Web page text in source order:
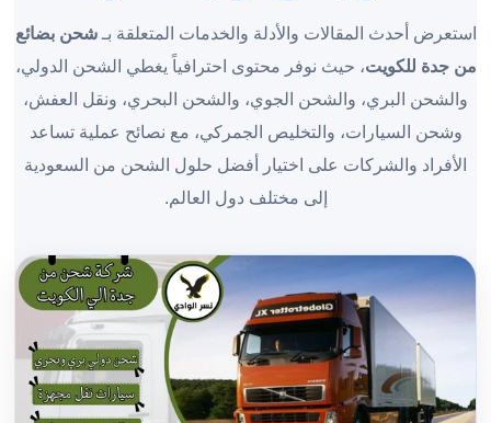
استعرض أحدث المقالات والأدلة والخدمات المتعلقة بـشحن بضائع
من جدة للكويت، حيث نوفر محتوى احترافياً يغطي الشحن الدولي،
والشحن البري، والشحن الجوي، والشحن البحري، ونقل العفش،
وشحن السيارات، والتخليص الجمركي، مع نصائح عملية تساعد
الأفراد والشركات على اختيار أفضل حلول الشحن من السعودية
إلى مختلف دول العالم.